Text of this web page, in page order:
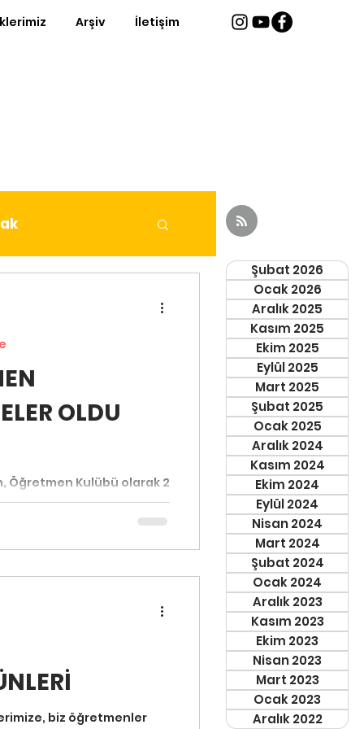
Arşiv İletişim
OLDU
Öğretmen Kulübü olarak 2
yazısı ile sizlere
biz öğretmenler
Şubat 2026
Ocak 2026
Aralık 2025
Kasım 2025
Ekim 2025
Eylül 2025
Mart 2025
Şubat 2025
Ocak 2025
Aralık 2024
Kasım 2024
Ekim 2024
Eylül 2024
Nisan 2024
Mart 2024
Şubat 2024
Ocak 2024
Aralık 2023
Kasım 2023
Ekim 2023
Nisan 2023
Mart 2023
Ocak 2023
Aralık 2022